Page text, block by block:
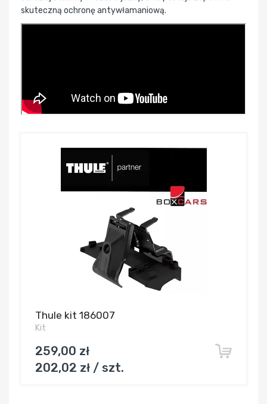
skuteczną ochronę antywłamaniową.
Thule kit 186007
Kit
259,00 zł
202,02 zł / szt.